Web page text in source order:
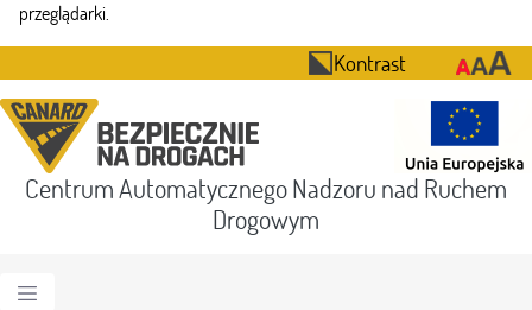
przeglądarki.
Kontrast
Centrum Automatycznego Nadzoru nad Ruchem
Drogowym